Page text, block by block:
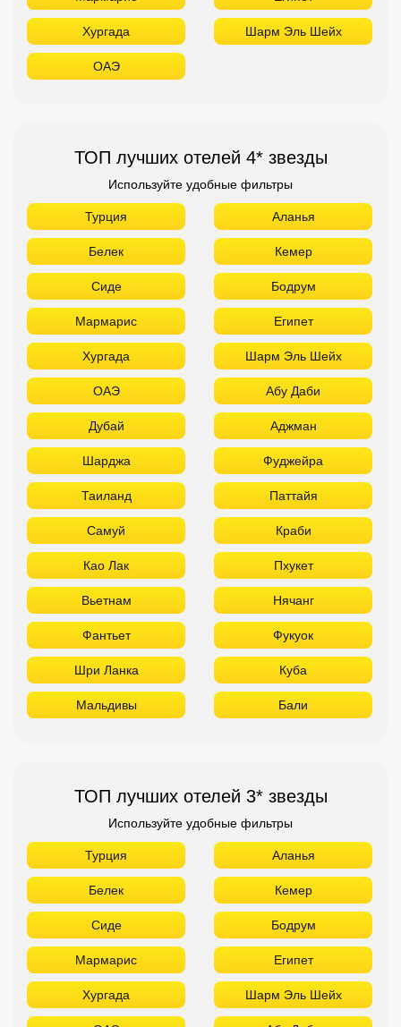
Хургада Шарм Эль Шейх
ОАЭ
ТОП лучших отелей 4* звезды
Используйте удобные фильтры
Турция Аланья
Белек Кемер
Сиде Бодрум
Мармарис Египет
Хургада Шарм Эль Шейх
ОАЭ Абу Даби
Дубай Аджман
Шарджа Фуджейра
Таиланд Паттайя
Самуй Краби
Као Лак Пхукет
Вьетнам Нячанг
Фантьет Фукуок
Шри Ланка Куба
Мальдивы Бали
ТОП лучших отелей 3* звезды
Используйте удобные фильтры
Турция Аланья
Белек Кемер
Сиде Бодрум
Мармарис Египет
Хургада Шарм Эль Шейх